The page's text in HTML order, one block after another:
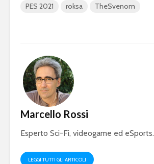
PES 2021
roksa TheSvenom
Marcello Rossi
Esperto Sci-Fi, videogame ed eSports.
LEGGI TUTTI GLI ARTICOLI